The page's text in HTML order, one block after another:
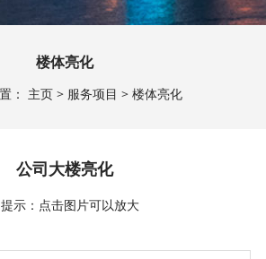
楼体亮化
： 主页> 服务项目 > 楼体亮化
公司大楼亮化
提示：点击图片可以放大